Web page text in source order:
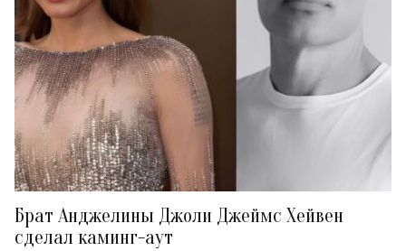
Брат Анджелины Джоли Джеймс Хейвен
сделал каминг-аут